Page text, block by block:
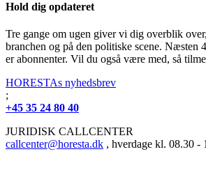
Hold dig opdateret
Tre gange om ugen giver vi dig overblik
branchen og på den politiske scene. Næsten
er abonnenter. Vil du også være med, så
HORESTAs nyhedsbrev
;
+45 35 24 80 40
JURIDISK CALLCENTER
callcenter@horesta.dk , hverdage kl. 08.30 -